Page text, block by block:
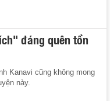
đáng quên tồn
Kanavi cũng không mong
này.